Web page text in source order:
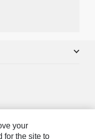
your
for the site to